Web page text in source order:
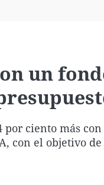
un
por ciento más
con el objetivo de